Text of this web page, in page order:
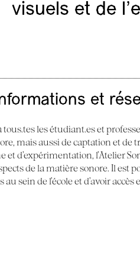
visuels et de
et
tous.tes les étudiant.es et
mais aussi de captation et de
et d’expérimentation, l’Atelier
de la matière sonore. Il est
sein de l’école et d’avoir accès